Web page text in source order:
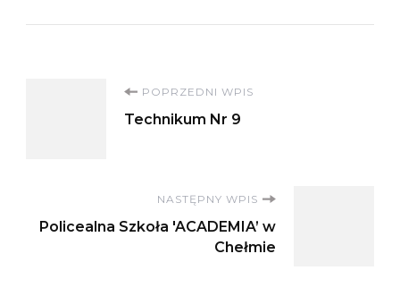
Nawigacja
POPRZEDNI WPIS
Technikum Nr 9
NASTĘPNY WPIS
Policealna Szkoła 'ACADEMIA’ w
Chełmie